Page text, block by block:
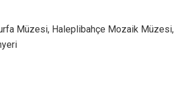
Müzesi, ⁠Haleplibahçe Mozaik Müzesi,